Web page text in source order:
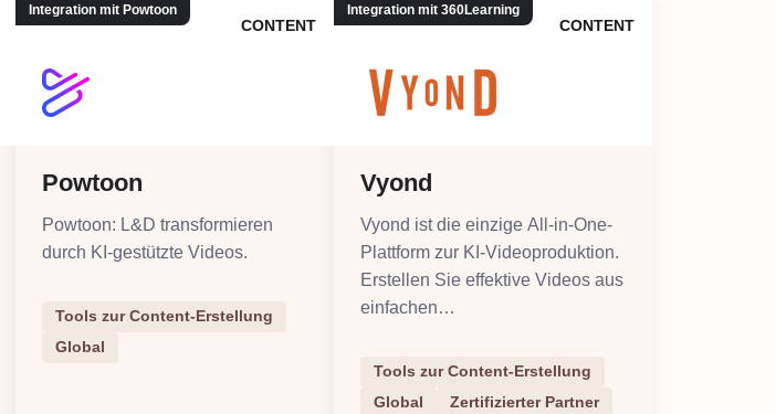
Integration mit Powtoon
CONTENT
Powtoon
Powtoon: L&D transformieren
durch KI-gestützte Videos.
Tools zur Content-Erstellung
Global
Integration mit 360Learning
CONTENT
Vyond
Vyond ist die einzige All-in-One-
Plattform zur KI-Videoproduktion.
Erstellen Sie effektive Videos aus
einfachen
verschiedenen Stilen. Bearbeiten
Tools zur Content-Erstellung
Global
Zertifizierter Partner